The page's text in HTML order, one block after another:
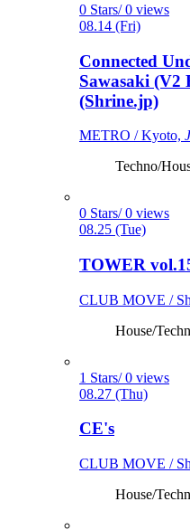
0 Stars/ 0 views
08.14 (Fri)
Connected
Sawasaki (V2
(Shrine.jp)
METRO / Kyoto,
Techno/
0 Stars/ 0 views
08.25 (Tue)
TOWER
CLUB MOVE /
House/
1 Stars/ 0 views
08.27 (Thu)
CE's
CLUB MOVE /
House/